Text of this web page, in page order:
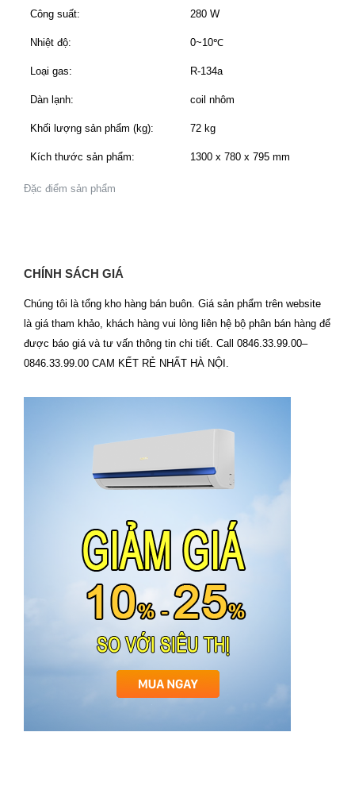
Đặc điểm sản phẩm
Công suất: 280 W
Nhiệt độ: 0~10℃
Loại gas: R-134a
Dàn lạnh: coil nhôm
Khối lượng sản phẩm (kg): 72 kg
Kích thước sản phẩm: 1300 x 780 x 795 mm
CHÍNH SÁCH GIÁ
Chúng tôi là tổng kho hàng bán buôn. Giá sản phẩm trên website
là giá tham khảo, khách hàng vui lòng liên hệ bộ phân bán hàng để
được báo giá và tư vấn thông tin chi tiết. Call 0846.33.99.00–
0846.33.99.00 CAM KẾT RẺ NHẤT HÀ NỘI.